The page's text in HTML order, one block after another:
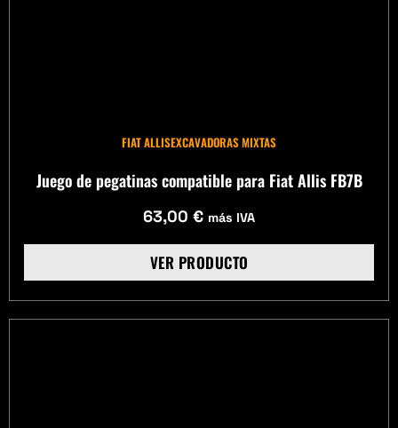
FIAT ALLISEXCAVADORAS MIXTAS
Juego de pegatinas compatible para Fiat Allis FB7B
63,00 € más IVA
VER PRODUCTO